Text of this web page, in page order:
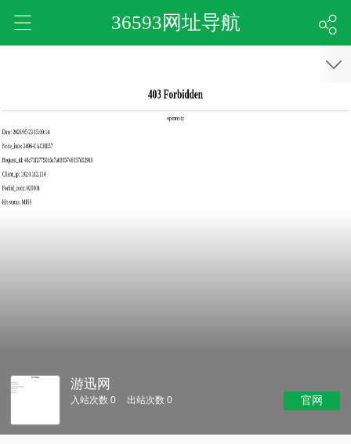
36593网址导航
游迅网
入站次数 0 出站次数 0 官网